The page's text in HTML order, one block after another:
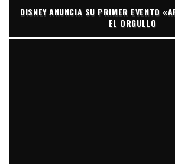
DISNEY ANUNCIA SU PRIMER EVENTO
EL ORGULLO